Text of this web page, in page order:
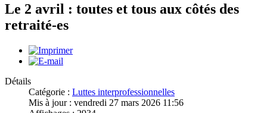
Le 2 avril : toutes et tous aux côtés des
retraité-es
Détails
Catégorie : Luttes interprofessionnelles
Mis à jour : vendredi 27 mars 2026 11:56